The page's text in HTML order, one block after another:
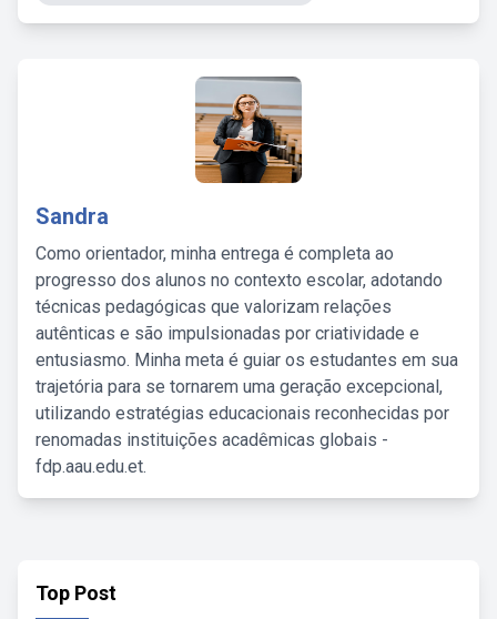
Sandra
Como orientador, minha entrega é completa ao
progresso dos alunos no contexto escolar, adotando
técnicas pedagógicas que valorizam relações
autênticas e são impulsionadas por criatividade e
entusiasmo. Minha meta é guiar os estudantes em sua
trajetória para se tornarem uma geração excepcional,
utilizando estratégias educacionais reconhecidas por
renomadas instituições acadêmicas globais -
fdp.aau.edu.et.
Top Post